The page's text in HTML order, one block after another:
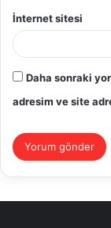
İnternet sitesi
Daha sonraki
adresim ve site